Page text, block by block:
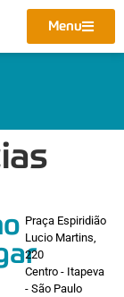
Menu
Praça Espiridião
Lucio Martins,
220
Centro - Itapeva
- São Paulo